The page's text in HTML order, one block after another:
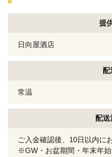
提
日向屋酒店
配
常温
配送
ご入金確認後、10日以内に
※GW・お盆期間・年末年始